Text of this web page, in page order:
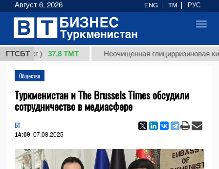
ГТСБТ
(кг.) 37,8 ТМТ Неочищенная глицирризиновая кислота
Общество
Туркменистан и The Brussels Times обсудили
сотрудничество в медиасфере
БТ
14:09 07.08.2025
Август 6, 2026 ENG TM РУС